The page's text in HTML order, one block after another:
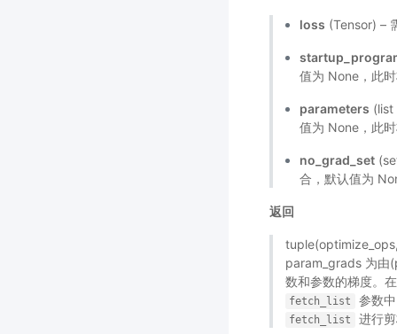
loss (Tensor) –
值为 None，此
parameters (list
值为 None，此
no_grad_set
合，默认值为
返回
param_grads 为由
数和参数的梯度。
fetch_list 参数
fetch_list 进行